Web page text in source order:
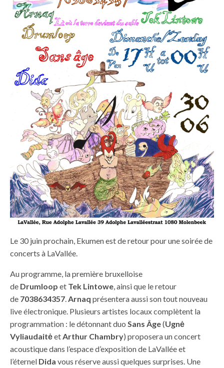
Le 30 juin prochain, Ekumen est de retour pour une soirée de
concerts à LaVallée.
Au programme, la première bruxelloise
de Drumloop et Tek Lintowe, ainsi que le retour
de 7038634357.Arnaq présentera aussi son tout nouveau
live électronique. Plusieurs artistes locaux complètent la
programmation : le détonnant duo Sans Âge(Ugnė
VyliaudaitėetArthur Chambry) proposera un concert
acoustique dans l’espace d’exposition de LaVallée et
l’éternel Dida vous réserve aussi quelques surprises. Une